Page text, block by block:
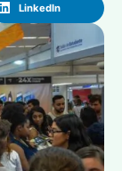
LinkedIn